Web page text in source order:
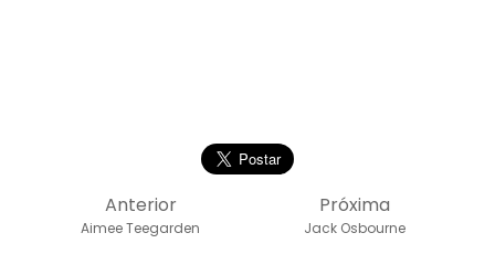
Próxima
Jack Osbourne
Anterior
Aimee Teegarden